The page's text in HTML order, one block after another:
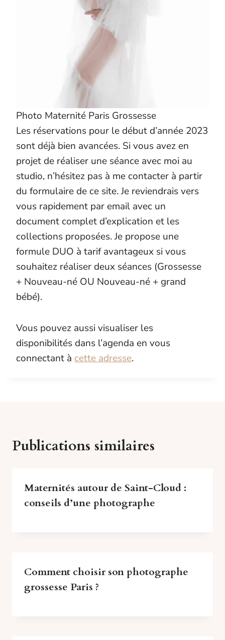
Photo Maternité Paris Grossesse
Les réservations pour le début d’année 2023
sont déjà bien avancées. Si vous avez en
projet de réaliser une séance avec moi au
studio, n’hésitez pas à me contacter à partir
du formulaire de ce site. Je reviendrais vers
vous rapidement par email avec un
document complet d’explication et les
collections proposées. Je propose une
formule DUO à tarif avantageux si vous
souhaitez réaliser deux séances (Grossesse
+ Nouveau-né OU Nouveau-né + grand
bébé).
Vous pouvez aussi visualiser les
disponibilités dans l’agenda en vous
connectant à cette adresse.
Publications similaires
Maternités autour de Saint-Cloud :
conseils d’une photographe
Comment choisir son photographe
grossesse Paris ?